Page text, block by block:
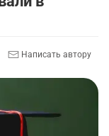
Написать автору